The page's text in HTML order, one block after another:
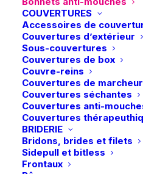
COUVERTURES
Accessoires de
Couvertures d’extérieur
Sous-couvertures
Couvertures de box
Couvre-reins
Couvertures de marcheur
Couvertures séchantes
Couvertures anti-
Couvertures
BRIDERIE
Bridons, brides et filets
Sidepull et bitless
Frontaux
Blue
31,95€
Bonnet anti-mouches DynAir
élégance
Taille
Full